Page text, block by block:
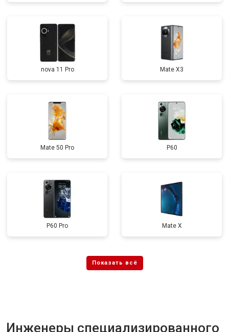
nova 11 Pro Mate X3
Mate 50 Pro P60
P60 Pro Mate X
Инженеры специализированного